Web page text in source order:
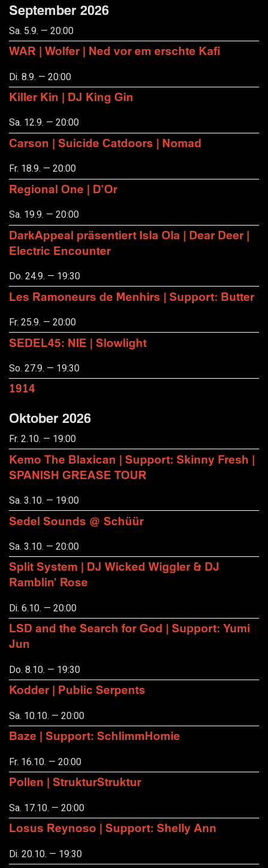
September 2026
Sa. 5.9. — 20:00
WAR | Wolfer | Ned vor em erschte Kafi
Di. 8.9. — 20:00
Killer Kin | DJ King Gin
Sa. 12.9. — 20:00
Carson | Suicide Catdoors | Nomad
Fr. 18.9. — 20:00
Regional One | D'Or
Sa. 19.9. — 20:00
DarkAppeal präsentiert Isla Ola | Dear Deer |
Electric Encounter
Do. 24.9. — 19:30
Les Ramoneurs de Menhirs | Support: Butter
Fr. 25.9. — 20:00
SEDEL45: NIE | Slowlight
So. 27.9. — 19:30
1914
Oktober 2026
Fr. 2.10. — 19:00
Kemo The Blaxican | Support: Skinny Fresh |
SPANISH GREASE TOUR
Sa. 3.10. — 19:00
Sedel Sounds @ Schüür
Sa. 3.10. — 20:00
Split System | DJ Wicked Wiggler & DJ
Ramblin' Rose
Di. 6.10. — 20:00
LSD and the Search for God | Support: Yumi
Jun
Do. 8.10. — 19:30
Kodder | Public Serpents
Sa. 10.10. — 20:00
Baze | Support: SchlimmHomie
Fr. 16.10. — 20:00
Pollen | StrukturStruktur
Sa. 17.10. — 20:00
Losus Reynoso | Support: Shelly Ann
Di. 20.10. — 19:30